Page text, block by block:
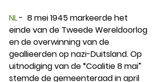
NL -  8 mei 1945 markeerde het
einde van de Tweede Wereldoorlog
en de overwinning van de
geallieerden op nazi-Duitsland. Op
uitnodiging van de “Coalitie 8 mai”
stemde de gemeenteraad in april